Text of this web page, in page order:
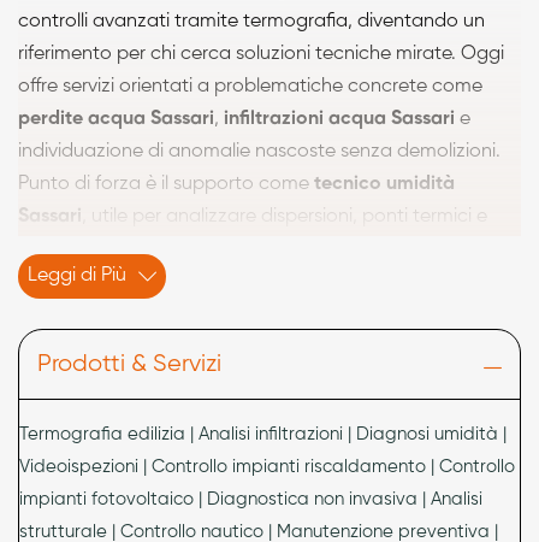
controlli avanzati tramite termografia, diventando un
riferimento per chi cerca soluzioni tecniche mirate. Oggi
offre servizi orientati a problematiche concrete come
perdite acqua Sassari, infiltrazioni acqua Sassari e
individuazione di anomalie nascoste senza demolizioni.
Punto di forza è il supporto come tecnico umidità
Sassari , utile per analizzare dispersioni, ponti termici e
anche videoispezioni Sassari
Campo edilizio: rilevamento
infiltrazioni e diagnosi umidità senza
demolizioni
Nel settore edilizio, Mister S interviene per ilrilevamento
perdite acqua Sassarie il controllo di infiltrazioni acqua
Leggi di Più
Prodotti & Servizi
Termografia edilizia | Analisi infiltrazioni | Diagnosi umidità |
Videoispezioni | Controllo impianti riscaldamento | Controllo
impianti fotovoltaico | Diagnostica non invasiva | Analisi
strutturale | Controllo nautico | Manutenzione preventiva |